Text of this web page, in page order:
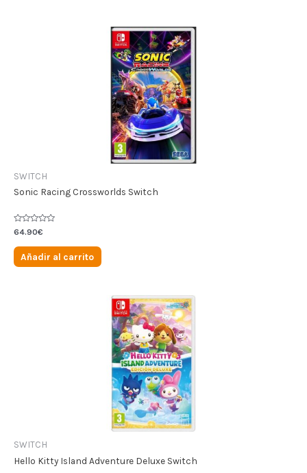
SWITCH
Sonic Racing Crossworlds Switch
Valorado
en
0
de
64.90€
Añadir al carrito
SWITCH
Hello Kitty Island Adventure Deluxe Switch